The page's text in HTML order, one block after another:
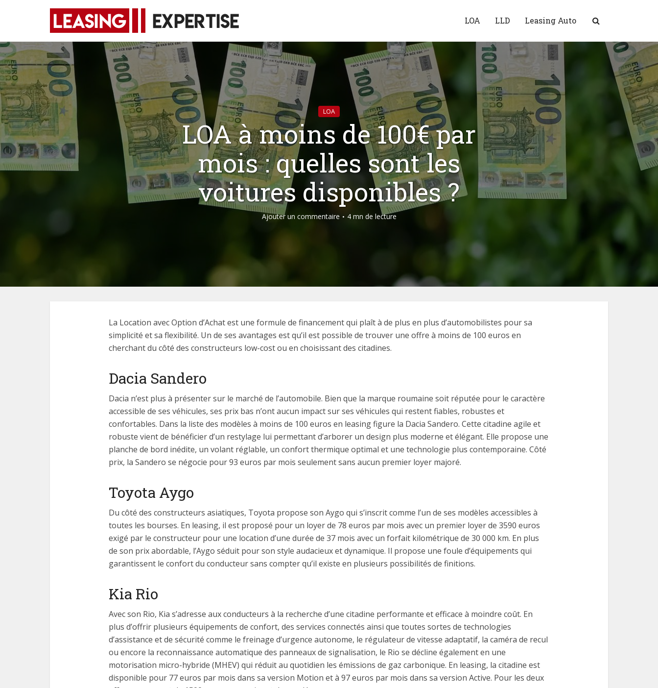
LOA LLD Leasing Auto
LOA
LOA à moins de 100€ par
mois : quelles sont les
voitures disponibles ?
Ajouter un commentaire 4 mn de lecture
La Location avec Option d’Achat est une formule de financement qui plaît à de plus en plus d’automobilistes pour sa
simplicité et sa flexibilité. Un de ses avantages est qu’il est possible de trouver une offre à moins de 100 euros en
cherchant du côté des constructeurs low-cost ou en choisissant des citadines.
Dacia Sandero
Dacia n’est plus à présenter sur le marché de l’automobile. Bien que la marque roumaine soit réputée pour le caractère
accessible de ses véhicules, ses prix bas n’ont aucun impact sur ses véhicules qui restent fiables, robustes et
confortables. Dans la liste des modèles à moins de 100 euros en leasing figure la Dacia Sandero. Cette citadine agile et
robuste vient de bénéficier d’un restylage lui permettant d’arborer un design plus moderne et élégant. Elle propose une
planche de bord inédite, un volant réglable, un confort thermique optimal et une technologie plus contemporaine. Côté
prix, la Sandero se négocie pour 93 euros par mois seulement sans aucun premier loyer majoré.
Toyota Aygo
Du côté des constructeurs asiatiques, Toyota propose son Aygo qui s’inscrit comme l’un de ses modèles accessibles à
toutes les bourses. En leasing, il est proposé pour un loyer de 78 euros par mois avec un premier loyer de 3590 euros
exigé par le constructeur pour une location d’une durée de 37 mois avec un forfait kilométrique de 30 000 km. En plus
de son prix abordable, l’Aygo séduit pour son style audacieux et dynamique. Il propose une foule d’équipements qui
garantissent le confort du conducteur sans compter qu’il existe en plusieurs possibilités de finitions.
Kia Rio
Avec son Rio, Kia s’adresse aux conducteurs à la recherche d’une citadine performante et efficace à moindre coût. En
plus d’offrir plusieurs équipements de confort, des services connectés ainsi que toutes sortes de technologies
d’assistance et de sécurité comme le freinage d’urgence autonome, le régulateur de vitesse adaptatif, la caméra de recul
ou encore la reconnaissance automatique des panneaux de signalisation, le Rio se décline également en une
motorisation micro-hybride (MHEV) qui réduit au quotidien les émissions de gaz carbonique. En leasing, la citadine est
disponible pour 77 euros par mois dans sa version Motion et à 97 euros par mois dans sa version Active. Pour les deux